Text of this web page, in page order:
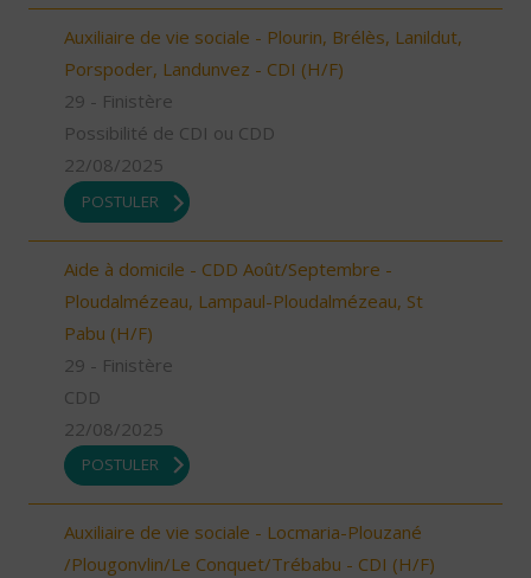
Auxiliaire de vie sociale - Plourin, Brélès, Lanildut,
Porspoder, Landunvez - CDI (H/F)
29 - Finistère
Possibilité de CDI ou CDD
22/08/2025
POSTULER
Aide à domicile - CDD Août/Septembre -
Ploudalmézeau, Lampaul-Ploudalmézeau, St
Pabu (H/F)
29 - Finistère
CDD
22/08/2025
POSTULER
Auxiliaire de vie sociale - Locmaria-Plouzané
/Plougonvlin/Le Conquet/Trébabu - CDI (H/F)